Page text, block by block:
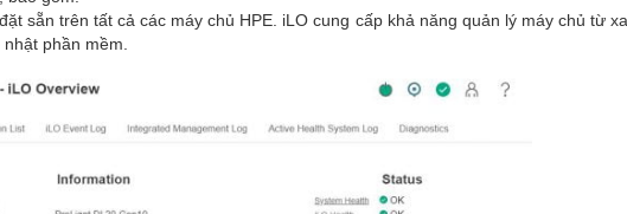
sẵn trên tất cả các máy chủ HPE. iLO cung cấp khả năng quản lý máy chủ từ xa,
phần mềm.